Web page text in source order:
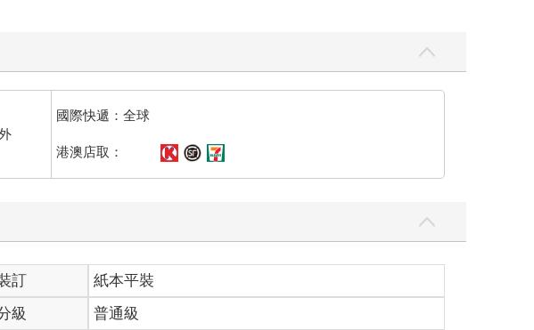
。我是在網路還哪裡看到，然後就留下印象……回到鄉下之後那裡一定不
徵到的工作是不動產公司的業務。公司要他賣大樓小套房，成績普普通
更多的時間來提升業績。
國際快遞：全球
港澳店取：
訂
紙本平裝
級
普通級